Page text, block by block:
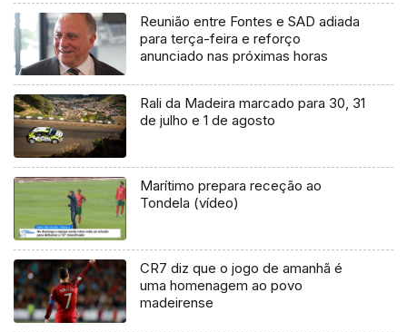
Reunião entre Fontes e SAD adiada
para terça-feira e reforço
anunciado nas próximas horas
Rali da Madeira marcado para 30, 31
de julho e 1 de agosto
Marítimo prepara receção ao
Tondela (vídeo)
CR7 diz que o jogo de amanhã é
uma homenagem ao povo
madeirense